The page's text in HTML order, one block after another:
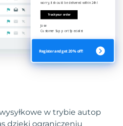
w trybie autop
dzięki ograniczeniu